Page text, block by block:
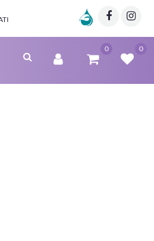
Marzia Clinic
0 0